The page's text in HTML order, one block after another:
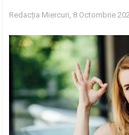
Redacția Miercuri, 8 Octombrie